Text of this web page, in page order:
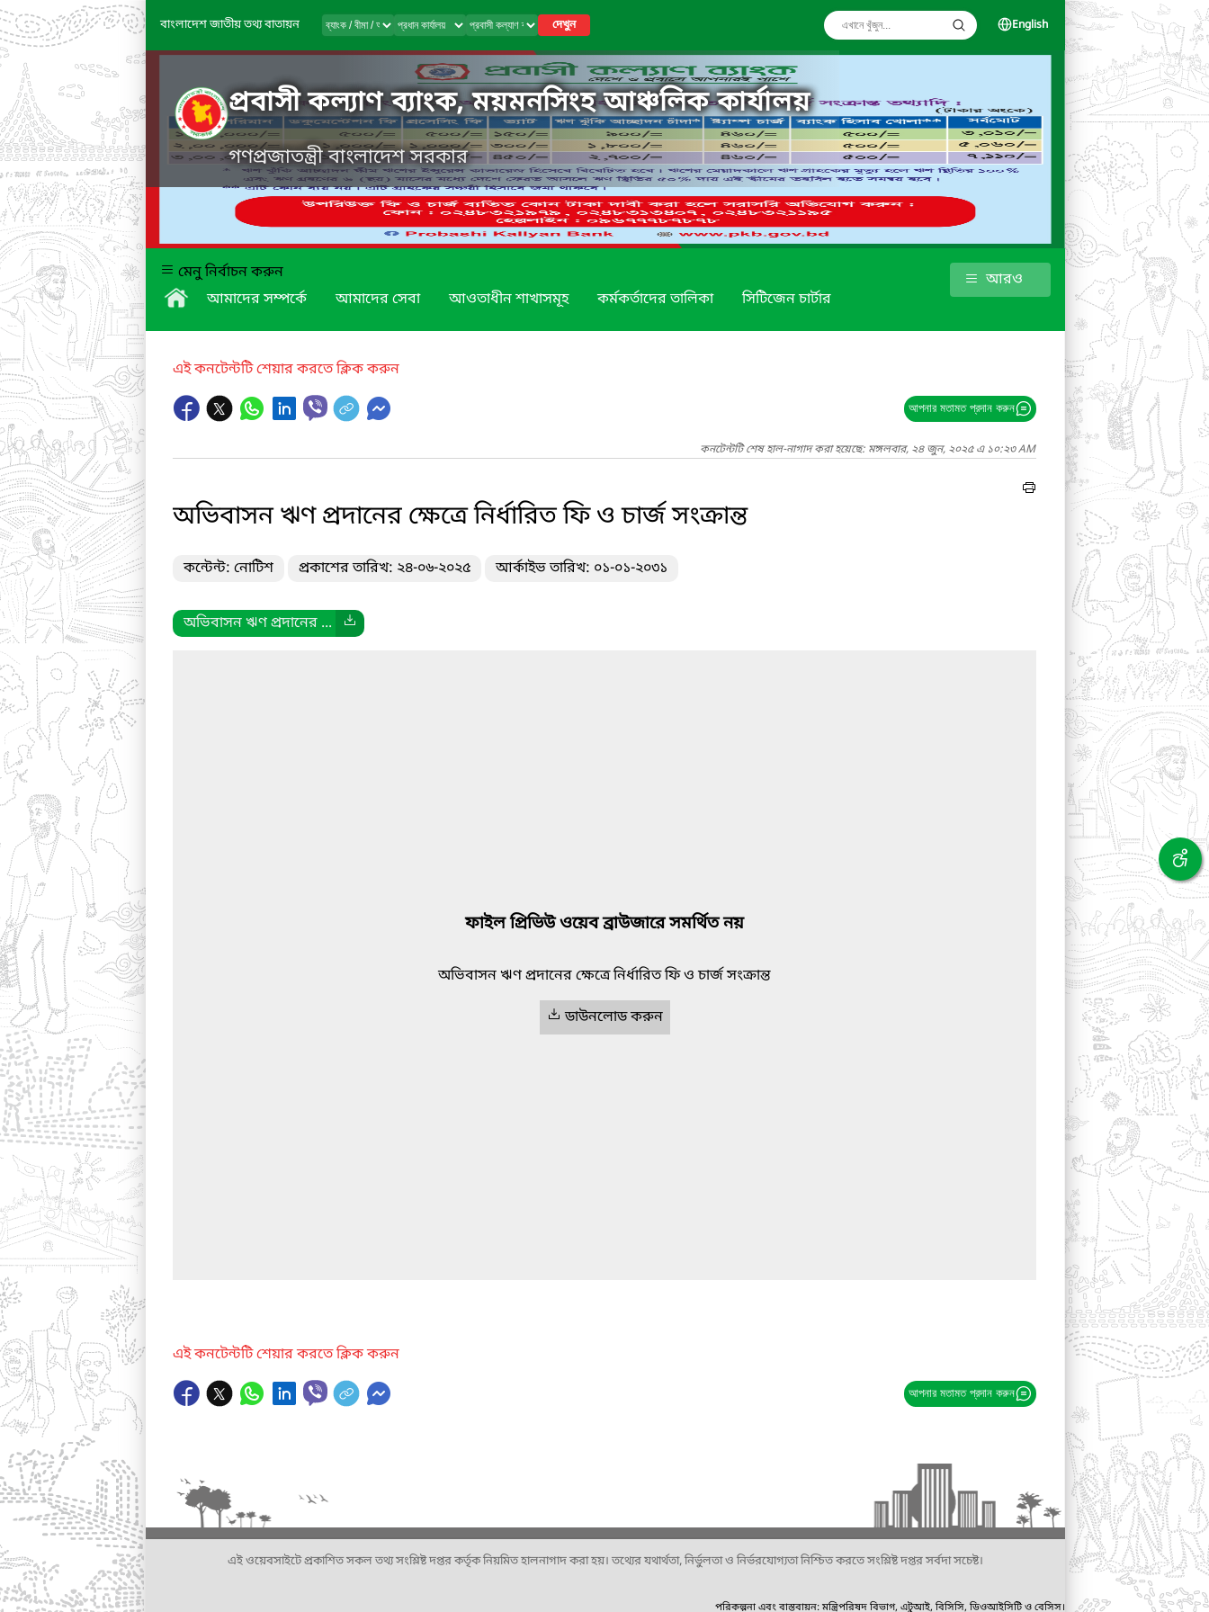
বাংলাদেশ জাতীয় তথ্য বাতায়ন দেখুন English
প্রবাসী কল্যাণ ব্যাংক, ময়মনসিংহ আঞ্চলিক কার্যালয়
গণপ্রজাতন্ত্রী বাংলাদেশ সরকার
মেনু নির্বাচন করুন
আমাদের সম্পর্কে
আমাদের সেবা আওতাধীন শাখাসমূহ কর্মকর্তাদের তালিকা সিটিজেন চার্টার
আরও
এই কনটেন্টটি শেয়ার করতে ক্লিক করুন
আপনার মতামত প্রদান করুন
কনটেন্টটি শেষ হাল-নাগাদ করা হয়েছে: মঙ্গলবার, ২৪ জুন, ২০২৫ এ ১০:২৩ AM
অভিবাসন ঋণ প্রদানের ক্ষেত্রে নির্ধারিত ফি ও চার্জ সংক্রান্ত
কন্টেন্ট: নোটিশ প্রকাশের তারিখ: ২৪-০৬-২০২৫ আর্কাইভ তারিখ: ০১-০১-২০৩১
অভিবাসন ঋণ প্রদানের ...
ফাইল প্রিভিউ ওয়েব ব্রাউজারে সমর্থিত নয়
অভিবাসন ঋণ প্রদানের ক্ষেত্রে নির্ধারিত ফি ও চার্জ সংক্রান্ত
ডাউনলোড করুন
এই কনটেন্টটি শেয়ার করতে ক্লিক করুন
আপনার মতামত প্রদান করুন
এই ওয়েবসাইটে প্রকাশিত সকল তথ্য সংশ্লিষ্ট দপ্তর কর্তৃক নিয়মিত হালনাগাদ করা হয়। তথ্যের যথার্থতা, নির্ভুলতা ও নির্ভরযোগ্যতা নিশ্চিত করতে সংশ্লিষ্ট দপ্তর সর্বদা সচেষ্ট।
পরিকল্পনা এবং বাস্তবায়ন: মন্ত্রিপরিষদ বিভাগ, এটুআই, বিসিসি, ডিওআইসিটি ও বেসিস।